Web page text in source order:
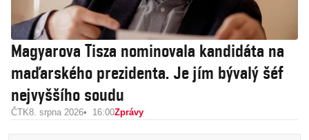
Magyarova Tisza nominovala kandidáta na
maďarského prezidenta. Je jím bývalý šéf
nejvyššího soudu
ČTK8. srpna 2026 16:00Zprávy